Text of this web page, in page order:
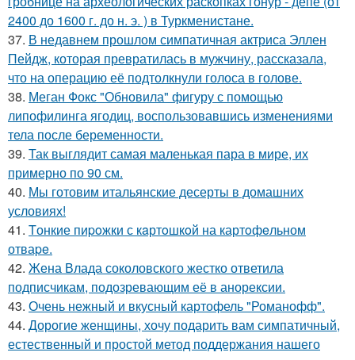
2400 до 1600 г. до н. э. ) в Туркменистане.
37. В недавнем прошлом симпатичная актриса Эллен
Пейдж, которая превратилась в мужчину, рассказала,
что на операцию её подтолкнули голоса в голове.
38. Меган Фокс "Обновила" фигуру с помощью
липофилинга ягодиц, воспользовавшись изменениями
тела после беременности.
39. Так выглядит самая маленькая пара в мире, их
примерно по 90 см.
40. Мы готовим итальянские десерты в домашних
условиях!
41. Tонкие пиpoжки с кaртoшкoй на картoфeльном
отваpe.
42. Жена Влада соколовского жестко ответила
подписчикам, подозревающим её в анорексии.
43. Очень нежный и вкусный картофель "Романофф".
44. Дорогие женщины, хочу подарить вам симпатичный,
естественный и простой метод поддержания нашего